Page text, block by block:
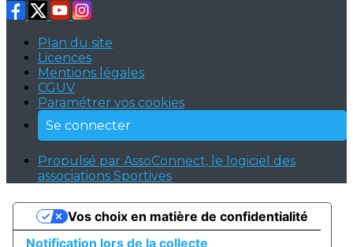
Plan du site
Licences
Mentions légales
CGUV
Paramétrer vos cookies
Se connecter
Propulsé par AssoConnect, le logiciel des
associations Sportives
Notification lors de la collecte
Vos choix en matière de confidentialité